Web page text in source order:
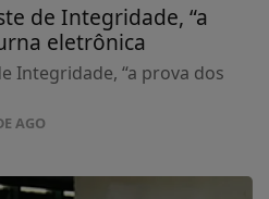
de Integridade, “a
eletrônica
Integridade, “a prova dos
AGO